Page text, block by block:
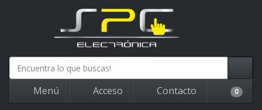
Menú Acceso Contacto 0